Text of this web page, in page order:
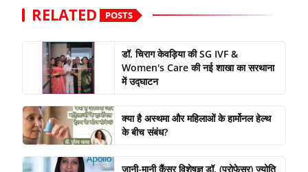
RELATED POSTS
डॉ. चिराग केवड़िया की SG IVF &
Women's Care की नई शाखा का सरथाना
में उद्घाटन
क्या है अस्थमा और महिलाओं के हार्मोनल हेल्थ
के बीच संबंध?
जानी-मानी कैंसर विशेषज्ञ डॉ. (प्रोफेसर) ज्योति